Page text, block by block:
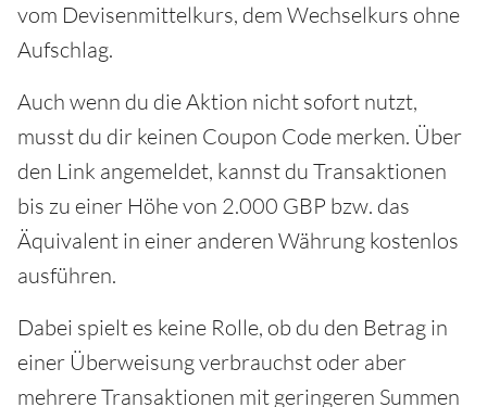
vom Devisenmittelkurs, dem Wechselkurs ohne
Aufschlag.
Auch wenn du die Aktion nicht sofort nutzt,
musst du dir keinen Coupon Code merken. Über
den Link angemeldet, kannst du Transaktionen
bis zu einer Höhe von 2.000 GBP bzw. das
Äquivalent in einer anderen Währung kostenlos
ausführen.
Dabei spielt es keine Rolle, ob du den Betrag in
einer Überweisung verbrauchst oder aber
mehrere Transaktionen mit geringeren Summen